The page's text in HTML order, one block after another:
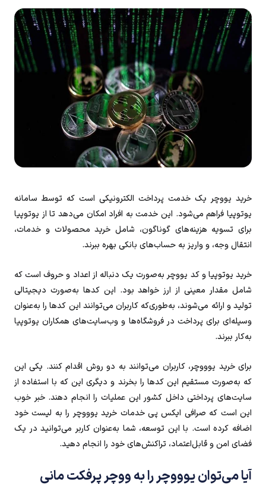
خرید یووچر یک خدمت پرداخت الکترونیکی است که توسط سامانه
یوتوپیا فراهم می‌شود. این خدمت به افراد امکان می‌دهد تا از یوتوپیا
برای تسویه هزینه‌های گوناگون، شامل خرید محصولات و خدمات،
انتقال وجه، و واریز به حساب‌های بانکی بهره ببرند.
خرید یوتوپیا و کد یووچر به‌صورت یک دنباله از اعداد و حروف است که
شامل مقدار معینی از ارز خواهد بود. این کدها به‌صورت دیجیتالی
تولید و ارائه می‌شوند، به‌طوری‌که کاربران می‌توانند این کدها را به‌عنوان
وسیله‌ای برای پرداخت در فروشگاه‌ها و وب‌سایت‌های همکاران یوتوپیا
به‌کار ببرند.
برای خرید یوووچر، کاربران می‌توانند به دو روش اقدام کنند. یکی این
که به‌صورت مستقیم این کدها را بخرند و دیگری این که با استفاده از
سایت‌های پرداختی داخل کشور این عملیات را انجام دهند. خبر خوب
این است که صرافی ایکس پی خدمات خرید یوووچر را به لیست خود
اضافه کرده است. با این توسعه، شما به‌عنوان کاربر می‌توانید در یک
فضای امن و قابل‌اعتماد، تراکنش‌های خود را انجام دهید.
آیا می‌توان یوووچر را به ووچر پرفکت مانی